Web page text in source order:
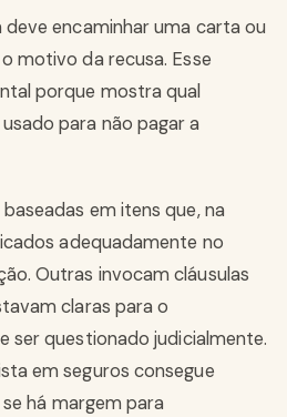
deve encaminhar uma carta ou
motivo da recusa. Esse
porque mostra qual
para não pagar a
em itens que, na
adequadamente no
Outras invocam cláusulas
claras para o
ser questionado judicialmente.
em seguros consegue
há margem para